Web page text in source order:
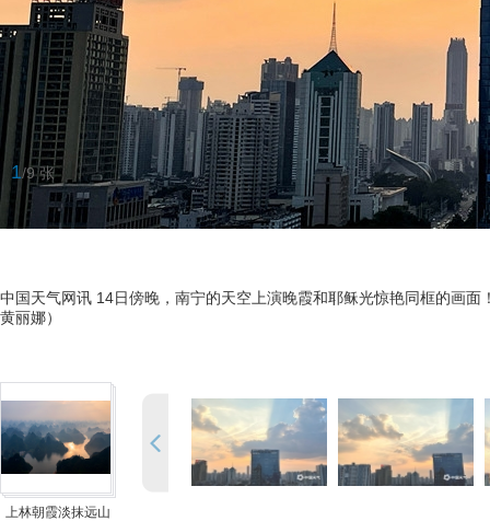
1/9 张
中国天气网讯 14日傍晚，南宁的天空上演晚霞和耶稣光惊艳同框的画
黄丽娜）
上林朝霞淡抹远山